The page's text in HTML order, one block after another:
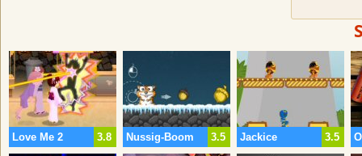
3.8
Love Me 2 3.5
Nussig-Boom 3.5
Jackice